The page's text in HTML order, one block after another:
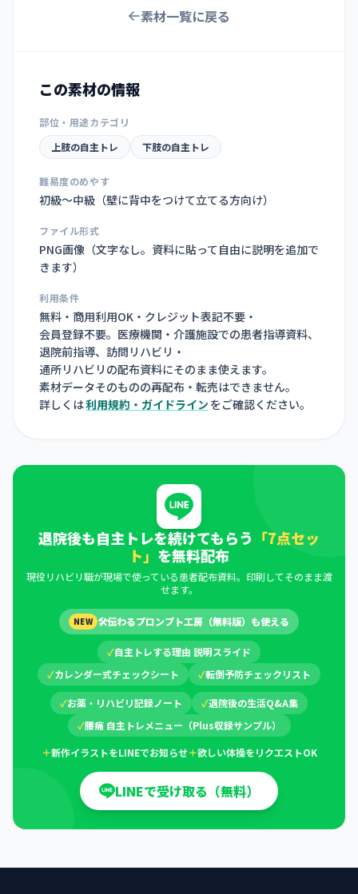
素材一覧に戻る
この素材の情報
部位・用途カテゴリ
上肢の自主トレ
下肢の自主トレ
難易度のめやす
初級〜中級（壁に背中をつけて立てる方向け）
ファイル形式
PNG画像（文字なし。資料に貼って自由に説明を追加で
きます）
利用条件
無料・商用利用OK・クレジット表記不要・
会員登録不要。医療機関・介護施設での患者指導資料、
退院前指導、訪問リハビリ・
通所リハビリの配布資料にそのまま使えます。
素材データそのものの再配布・転売はできません。
詳しくは利用規約・ガイドライン をご確認ください。
退院後も自主トレを続けてもらう 「7点セッ
ト」 を無料配布
現役リハビリ職が現場で使っている患者配布資料。印刷してそのまま渡
せます。
NEW 🛠伝わるプロンプト工房（無料版）も使える
✓自主トレする理由 説明スライド
✓カレンダー式チェックシート ✓転倒予防チェックリスト
✓お薬・リハビリ記録ノート ✓退院後の生活Q&A集
✓腰痛 自主トレメニュー（Plus収録サンプル）
＋新作イラストをLINEでお知らせ＋欲しい体操をリクエストOK
LINEで受け取る（無料）